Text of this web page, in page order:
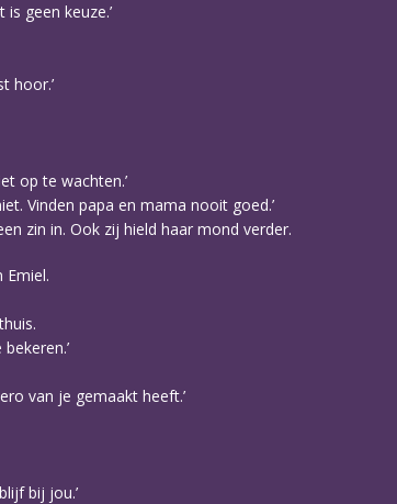
geen keuze.’
hoor.’
op te wachten.’
Vinden papa en mama nooit goed.’
zin in. Ook zij hield haar mond verder.
Emiel.
van je gemaakt heeft.’
bij jou.’